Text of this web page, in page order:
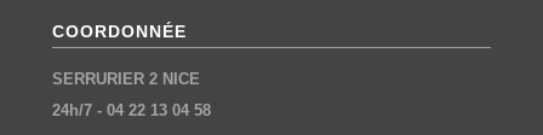
COORDONNÉE
SERRURIER 2 NICE
24h/7- 04 22 13 04 58